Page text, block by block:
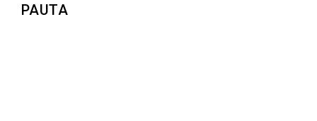
PAUTA